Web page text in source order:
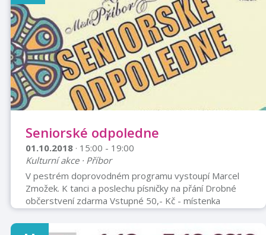
Seniorské odpoledne
01.10.2018 · 15:00 - 19:00
Kulturní akce · Příbor
V pestrém doprovodném programu vystoupí Marcel
Zmožek. K tanci a poslechu písničky na přání Drobné
občerstvení zdarma Vstupné 50,- Kč - místenka